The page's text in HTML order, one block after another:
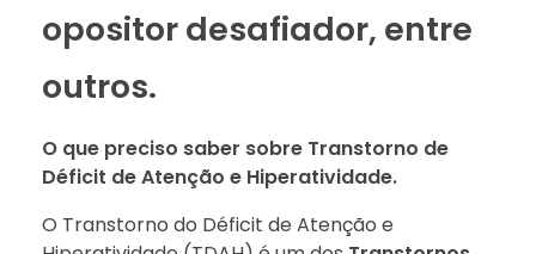
opositor desafiador, entre
outros.
O que preciso saber sobre Transtorno de
Déficit de Atenção e Hiperatividade.
O Transtorno do Déficit de Atenção e